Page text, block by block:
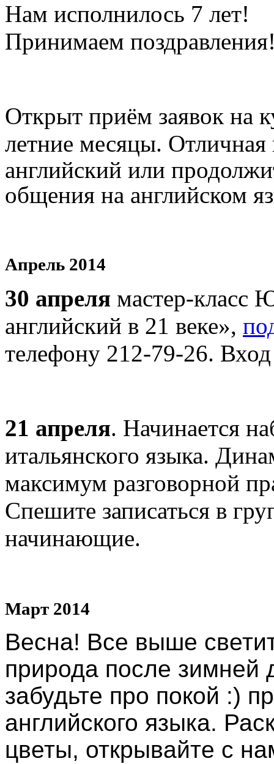
Нам исполнилось 7 лет!
Принимаем
Открыт приём заявок на
летние месяцы. Отличная
английский или
общения на английском
Апрель 2014
30 апреля мастер-класс
английский в 21 веке»,
телефону 212-79-26.
21 апреля. Начинается
итальянского языка.
максимум разговорной
Спешите записаться в
начинающие.
Март 2014
Весна! Все выше
природа после
забудьте про покой :)
английского языка.
цветы, открывайте с